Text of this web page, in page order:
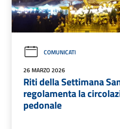
COMUNICATI
26 MARZO 2026
Riti della Settimana
regolamenta la
pedonale